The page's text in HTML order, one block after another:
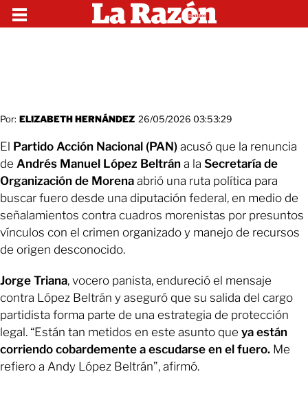
Por: ELIZABETH HERNÁNDEZ 26/05/2026 03:53:29
El Partido Acción Nacional (PAN) acusó que la renuncia
de Andrés Manuel López Beltrán a la Secretaría de
Organización de Morena abrió una ruta política para
buscar fuero desde una diputación federal, en medio de
señalamientos contra cuadros morenistas por presuntos
vínculos con el crimen organizado y manejo de recursos
de origen desconocido.
Jorge Triana, vocero panista, endureció el mensaje
contra López Beltrán y aseguró que su salida del cargo
partidista forma parte de una estrategia de protección
legal. “Están tan metidos en este asunto que ya están
corriendo cobardemente a escudarse en el fuero. Me
refiero a Andy López Beltrán”, afirmó.